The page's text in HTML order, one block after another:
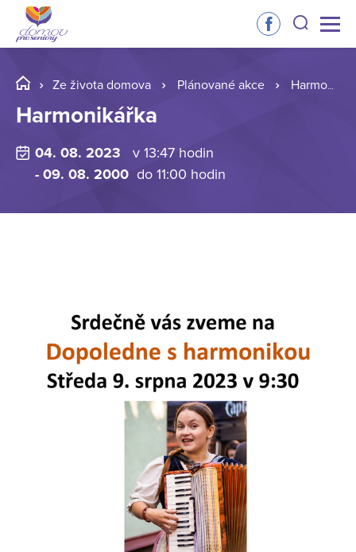
Ze života domova Plánované akce Harmonikářka
Harmonikářka
04. 08. 2023
v 13:47 hodin
- 09. 08. 2000 do 11:00 hodin